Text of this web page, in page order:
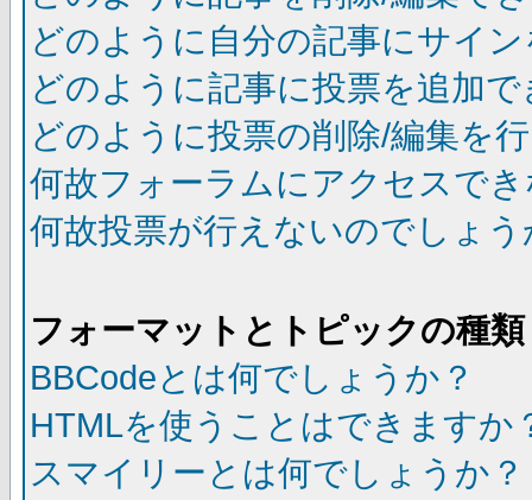
どのように自分の記事にサイ
どのように記事に投票を追加
どのように投票の削除/編集を
何故フォーラムにアクセスで
何故投票が行えないのでしょう
フォーマットとトピックの種類
BBCodeとは何でしょうか？
HTMLを使うことはできますか
スマイリーとは何でしょうか？